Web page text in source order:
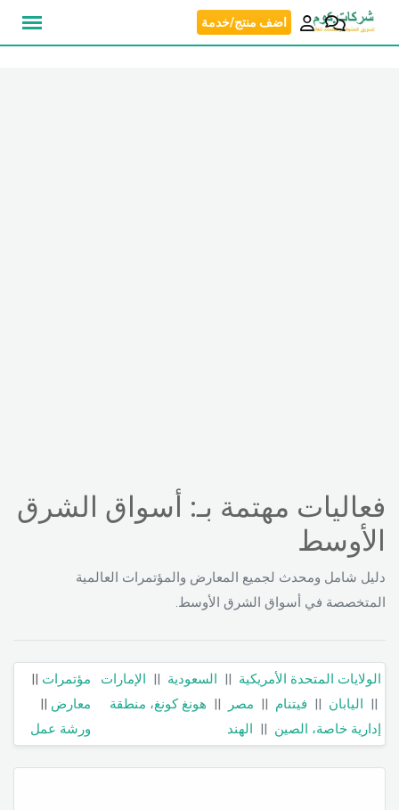
انتقل
اضف منتج/خدمة
فعاليات مهتمة بـ: أسواق الشرق
الأوسط
دليل شامل ومحدث لجميع المعارض والمؤتمرات العالمية
المتخصصة في أسواق الشرق الأوسط.
الولايات المتحدة الأمريكية || السعودية || الإمارات
|| اليابان || فيتنام || مصر || هونغ كونغ، منطقة
إدارية خاصة، الصين || الهند
مؤتمرات ||
معارض ||
ورشة عمل